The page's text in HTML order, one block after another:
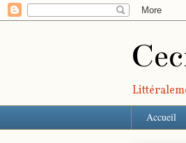
Accueil